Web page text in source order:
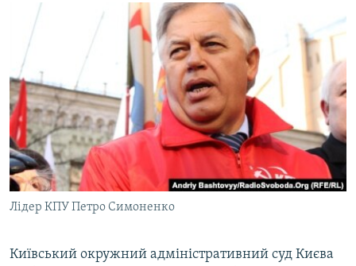
УКРАЇНА
СВІТ
ТИ ЯК?
СХЕМИ
КИТАЙ.ВИКЛИКИ
МУЛЬТИМЕДІА
ФОТО
СПЕЦПРОЄКТИ
ПОДКАСТИ
РУС
Лідер КПУ Петро Симоненко
Київський окружний адміністративний суд Києва